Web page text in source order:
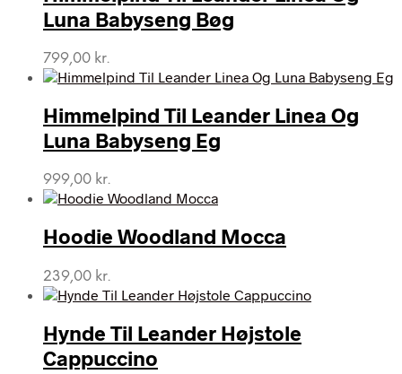
Luna Babyseng Bøg
799,00 kr.
Himmelpind Til Leander Linea Og
Luna Babyseng Eg
999,00 kr.
Hoodie Woodland Mocca
239,00 kr.
Hynde Til Leander Højstole
Cappuccino